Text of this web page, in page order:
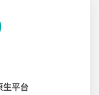
生平台